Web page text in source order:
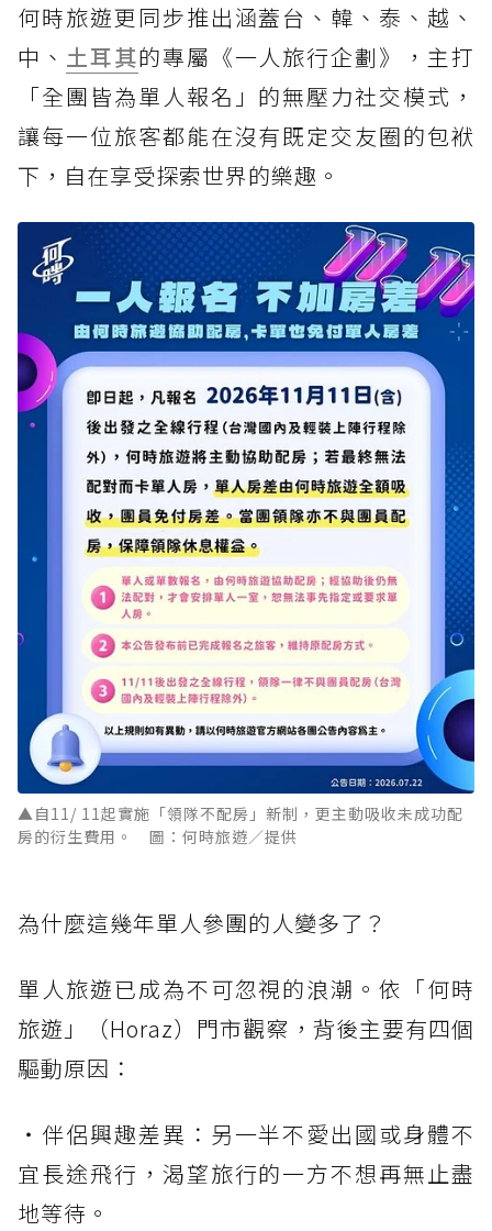
何時旅遊更同步推出涵蓋台、韓、泰、越、
中、 土耳其的專屬《一人旅行企劃》，主打
「全團皆為單人報名」的無壓力社交模式，
讓每一位旅客都能在沒有既定交友圈的包袱
下，自在享受探索世界的樂趣。
▲自11/ 11起實施「領隊不配房」新制，更主動吸收未成功配
房的衍生費用。 圖：何時旅遊／提供
為什麼這幾年單人參團的人變多了？
單人旅遊已成為不可忽視的浪潮。依「何時
旅遊」（Horaz）門市觀察，背後主要有四個
驅動原因：
・伴侶興趣差異：另一半不愛出國或身體不
宜長途飛行，渴望旅行的一方不想再無止盡
地等待。